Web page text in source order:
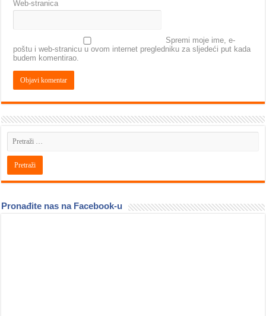
Web-stranica
Spremi moje ime, e-
poštu i web-stranicu u ovom internet pregledniku za sljedeći put kada
budem komentirao.
Pronađite nas na Facebook-u